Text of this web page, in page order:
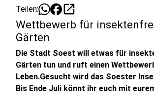
Teilen: open_in_new
Wettbewerb für
Gärten
Die Stadt Soest will etwas für
Gärten tun und ruft einen
Leben.Gesucht wird das Soester
Bis Ende Juli könnt ihr euch mit